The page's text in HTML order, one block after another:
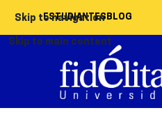
Skip to navigation
Skip to main content
ESTUDIANTES BLOG